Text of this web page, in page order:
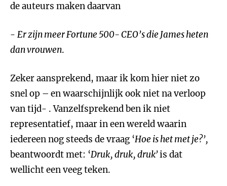
de auteurs maken daarvan
- Er zijn meer Fortune 500- CEO’s die James heten
dan vrouwen.
Zeker aansprekend, maar ik kom hier niet zo
snel op – en waarschijnlijk ook niet na verloop
van tijd- . Vanzelfsprekend ben ik niet
representatief, maar in een wereld waarin
iedereen nog steeds de vraag ‘Hoe is het met je?’,
beantwoordt met: ‘Druk, druk, druk’is dat
wellicht een veeg teken.